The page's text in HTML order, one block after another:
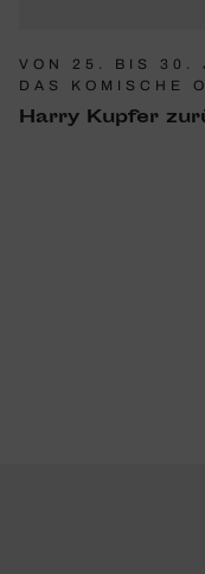
VON 25. BIS 30.
DAS KOMISCHE
Harry Kupfer